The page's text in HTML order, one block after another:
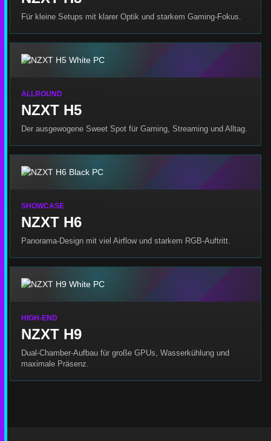
Für kleine Setups mit klarer Optik und starkem Gaming-Fokus.
ALLROUND
NZXT H5
Der ausgewogene Sweet Spot für Gaming, Streaming und Alltag.
SHOWCASE
NZXT H6
Panorama-Design mit viel Airflow und starkem RGB-Auftritt.
HIGH-END
NZXT H9
Dual-Chamber-Aufbau für große GPUs, Wasserkühlung und
maximale Präsenz.